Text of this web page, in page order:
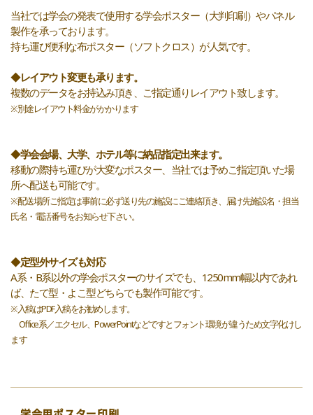
当社では学会の発表で使用する学会ポスター（大判印刷）やパネル
製作を承っております。
持ち運び便利な布ポスター（ソフトクロス）が人気です。
◆レイアウト変更も承ります。
複数のデータをお持込み頂き、ご指定通りレイアウト致します。
※別途レイアウト料金がかかります
◆学会会場、大学、ホテル等に納品指定出来ます。
移動の際持ち運びが大変なポスター、当社では予めご指定頂いた場
所へ配送も可能です。
※配送場所ご指定は事前に必ず送り先の施設にご連絡頂き、届け先施設名・担当
氏名・電話番号をお知らせ下さい。
◆定型外サイズも対応
A系・B系以外の学会ポスターのサイズでも、1250mm幅以内であれ
ば、たて型・よこ型どちらでも製作可能です。
※入稿はPDF入稿をお勧めします。
Office系／エクセル、PowerPointなどですとフォント環境が違うため文字化けし
ます